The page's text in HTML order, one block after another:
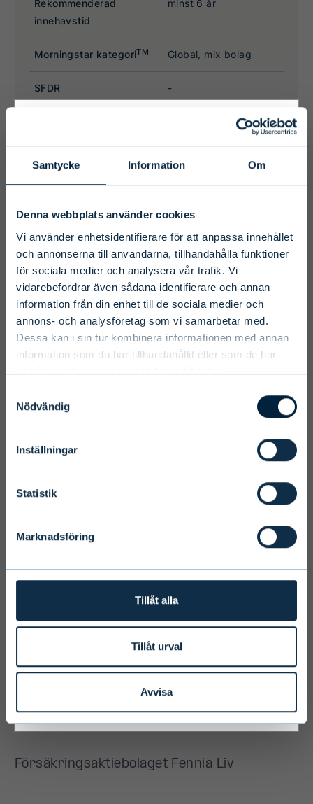
Samtycke Information Om
Denna webbplats använder cookies
Vi använder enhetsidentifierare för att anpassa innehållet
och annonserna till användarna, tillhandahålla funktioner
för sociala medier och analysera vår trafik. Vi
vidarebefordrar även sådana identifierare och annan
information från din enhet till de sociala medier och
annons- och analysföretag som vi samarbetar med.
Dessa kan i sin tur kombinera informationen med annan
information som du har tillhandahållit eller som de har
samlat in när du har använt deras tjänster.
Nödvändig
Inställningar
Statistik
Marknadsföring
Tillåt alla
Tillåt urval
Avvisa
Primary
Disclaimer
To ensure we serve you with the most
relevant information please select your
language, country and investor type.
Select country
Select language
Terms and conditions
We ask you to take into account the
services to states outside of the EEA or
to citizens of these states may be
license. Users of the website are
personally responsible for any national
I ACCEPT & ENTER